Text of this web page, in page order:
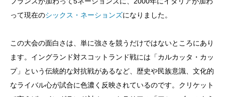
って現在のシックス・ネーションズになりました。
この大会の面白さは、単に強さを競うだけではないところにあり
ます。イングランド対スコットランド戦には「カルカッタ・カッ
プ」という伝統的な対抗戦があるなど、歴史や民族意識、文化的
なライバル心が試合に色濃く反映されているのです。クリケット